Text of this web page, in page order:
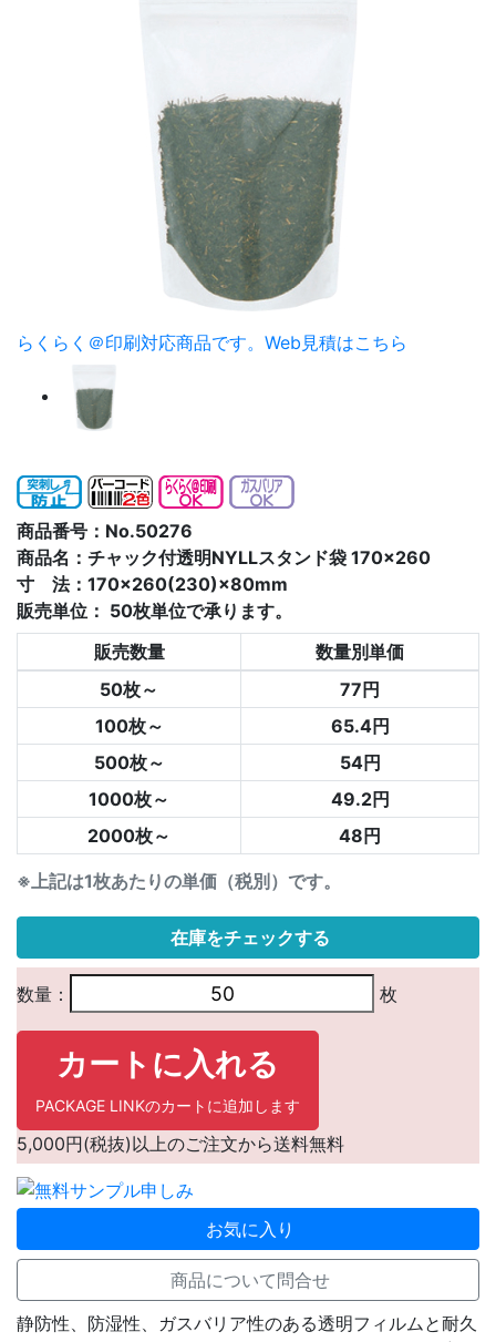
らくらく＠印刷対応商品です。 Web見積はこちら
商品番号：No.50276
商品名：チャック付透明NYLLスタンド袋 170×260
寸 法：170×260(230)×80mm
販売単位： 50枚単位で承ります。
※上記は1枚あたりの単価（税別）です。
販売数量
数量別単価
50枚～
77円
100枚～
65.4円
500枚～
54円
1000枚～
49.2円
2000枚～
48円
在庫をチェックする
数量： 枚
カートに入れる
PACKAGE LINKのカートに追加します
5,000円(税抜)以上のご注文から送料無料
お気に入り
商品について問合せ
静防性、防湿性、ガスバリア性のある透明フィルムと耐久